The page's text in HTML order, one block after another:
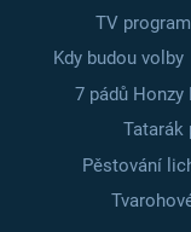
TV program
Kdy budou volby
7 pádů Honzy
Tatarák
Pěstování